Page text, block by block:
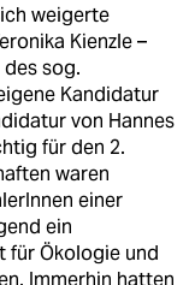
weigerte
Kienzle –
sog.
Kandidatur
von Hannes
für den 2.
waren
einer
ein
für Ökologie und
Immerhin hatten